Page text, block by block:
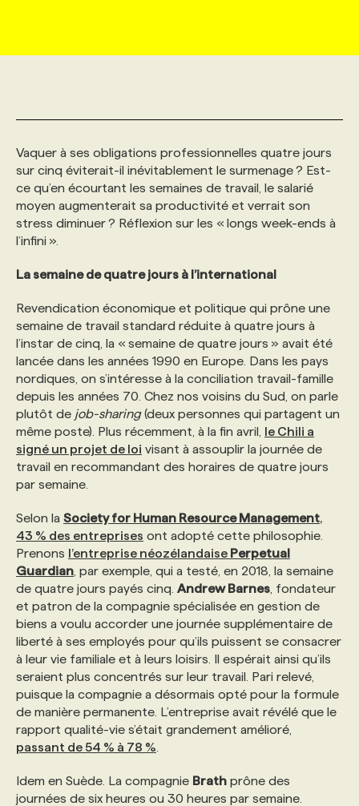
PRIX ET DISTINCTIONS
GEO/SEO
FAQ
FORMATIONS PERSONNALISÉES
NOS FORMATEUR‧RICES
NOS TARIFS
PROGRAMMES DE SUBVENTIONS
FAQ
NOS TARIFS
NOS EXPERTISES
ANNONCEZ AVEC NOUS
Vaquer à ses obligations professionnelles quatre jours
sur cinq éviterait-il inévitablement le surmenage ? Est-
ce qu’en écourtant les semaines de travail, le salarié
moyen augmenterait sa productivité et verrait son
stress diminuer ? Réflexion sur les « longs week-ends à
l’infini ».
La semaine de quatre jours à l’international
Revendication économique et politique qui prône une
semaine de travail standard réduite à quatre jours à
l’instar de cinq, la « semaine de quatre jours » avait été
lancée dans les années 1990 en Europe. Dans les pays
nordiques, on s’intéresse à la conciliation travail-famille
depuis les années 70. Chez nos voisins du Sud, on parle
plutôt de job-sharing(deux personnes qui partagent un
même poste). Plus récemment, à la fin avril, le Chili a
signé un projet de loi visant à assouplir la journée de
travail en recommandant des horaires de quatre jours
par semaine.
Selon la Society for Human Resource Management,
43 % des entreprises ont adopté cette philosophie.
Prenons l’entreprise néozélandaise Perpetual
Guardian , par exemple, qui a testé, en 2018, la semaine
de quatre jours payés cinq. Andrew Barnes , fondateur
et patron de la compagnie spécialisée en gestion de
biens a voulu accorder une journée supplémentaire de
liberté à ses employés pour qu’ils puissent se consacrer
à leur vie familiale et à leurs loisirs. Il espérait ainsi qu’ils
seraient plus concentrés sur leur travail. Pari relevé,
puisque la compagnie a désormais opté pour la formule
de manière permanente. L’entreprise avait révélé que le
rapport qualité-vie s’était grandement amélioré,
passant de 54 % à 78 %
Idem en Suède. La compagnie Brath prône des
journées de six heures ou 30 heures par semaine.